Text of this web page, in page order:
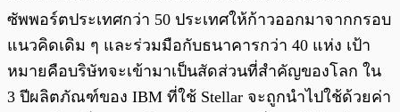
ซัพพอร์ตประเทศกว่า 50 ประเทศให้ก้าวออกมาจากกรอบ
แนวคิดเดิม ๆ และร่วมมือกับธนาคารกว่า 40 แห่ง เป้า
หมายคือบริษัทจะเข้ามาเป็นสัดส่วนที่สำคัญของโลก ใน
3 ปีผลิตภัณฑ์ของ IBM ที่ใช้ Stellar จะถูกนำไปใช้ด้วยค่า